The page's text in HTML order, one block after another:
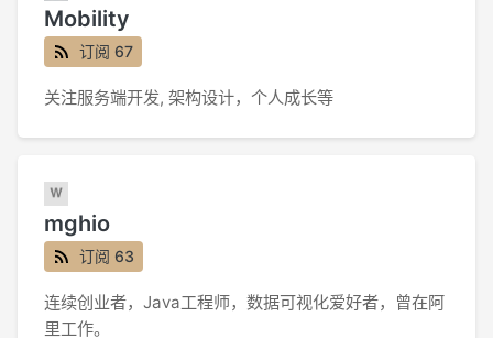
Mobility
订阅 67
关注服务端开发, 架构设计，个人成长等
mghio
订阅 63
连续创业者，Java工程师，数据可视化爱好者，曾在阿
里工作。